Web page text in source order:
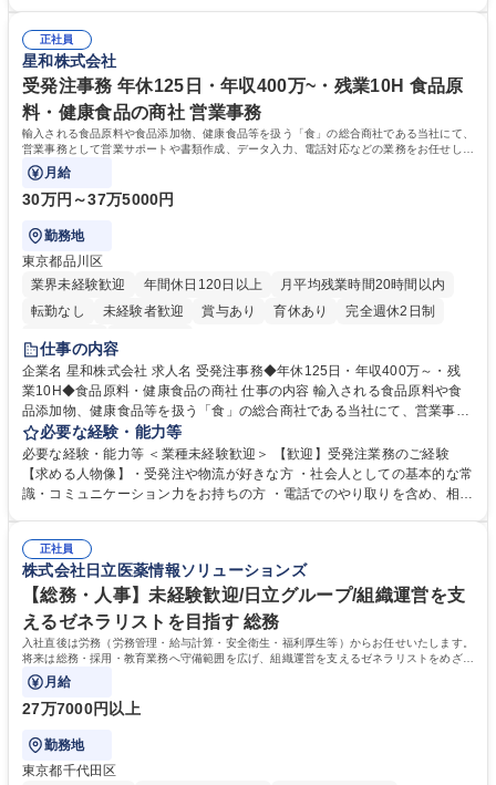
当社の指定する業務 募集職種 東京都品川区【営業アシスタント】未経験O
K◆受発注・事務◆年間休日130日
変化に臨機応変かつ柔軟に対応できる方、約束を守り正確に作業を進めら
れる方を求めています。高度なPCスキルや関数知識は一切不要です。丁
寧な指導体制が整っているため、安心してお仕事をスタートしていただけ
ます。 学歴・資格 学歴：大学院 大学 高専 短大 専修学校 高校 語学力：
資格：
正社員
星和株式会社
受発注事務 年休125日・年収400万~・残業10H 食品原
料・健康食品の商社 営業事務
輸入される食品原料や食品添加物、健康食品等を扱う「食」の総合商社である当社にて、
営業事務として営業サポートや書類作成、データ入力、電話対応などの業務をお任せしま
す。
月給
30万円～37万5000円
勤務地
東京都品川区
業界未経験歓迎
年間休日120日以上
月平均残業時間20時間以内
転勤なし
未経験者歓迎 賞与あり 育休あり
完全週休2日制
交通費支給
仕事の内容
企業名 星和株式会社 求人名 受発注事務◆年休125日・年収400万～・残
業10H◆食品原料・健康食品の商社 仕事の内容 輸入される食品原料や食
品添加物、健康食品等を扱う「食」の総合商社である当社にて、営業事務
として営業サポートや書類作成、データ入力、電話対応などの業務をお任
せします。 ・受注／出荷指示／売上管理／仕入管理／在庫管理／お客様や
倉庫と電話確認など、販売に関わる事務、営業サポートをお願いします。
・入社後は商品について覚えることから始め、先輩社員OJTと共に業務を
万～・残業10H◆食品原料・健康食品の商社
必要な経験・能力等
必要な経験・能力等 ＜業種未経験歓迎＞ 【歓迎】受発注業務のご経験
【求める人物像】・受発注や物流が好きな方 ・社会人としての基本的な常
識・コミュニケーション力をお持ちの方 ・電話でのやり取りを含め、相手
演算ができる方 ・業務ルールや指示を理解し、行動できる方 学歴・資格
学歴：大学院 大学 短大 語学力： 資格：
正社員
株式会社日立医薬情報ソリューションズ
【総務・人事】未経験歓迎/日立グループ/組織運営を支
えるゼネラリストを目指す 総務
入社直後は労務（労務管理・給与計算・安全衛生・福利厚生等）からお任せいたします。
将来は総務・採用・教育業務へ守備範囲を広げ、組織運営を支えるゼネラリストをめざせ
ます。
月給
27万7000円以上
勤務地
東京都千代田区